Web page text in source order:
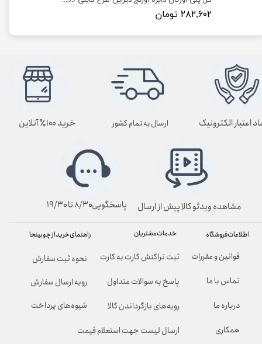
۲۸۲,۶۰۲ تومان
راهنمای خرید از چوبینجا
نحوه ثبت سفارش
رویه ارسال سفارش
شیوه‌های پرداخت
خدمات مشتریان
ثبت تراکنش کارت به کارت
پاسخ به سوالات متداول
رویه‌های بازگرداندن کالا
ارسال لیست جهت استعلام قیمت
اطلاعات فروشگاه
قوانین و مقررات
تماس با ما
درباره ما
همکاری
ارسال به تمام کشور
پاسخگویی۸/۳۰ تا ۱۹/۳۰
اعتبار الکترونیک خرید ۱۰۰٪ آنلاین
مشاهده ویدئو کالا پیش از ارسال